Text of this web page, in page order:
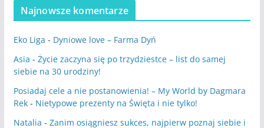
Najnowsze komentarze
Eko Liga - Dyniowe love – Farma Dyń
Asia - Życie zaczyna się po trzydziestce – list do samej
siebie na 30 urodziny!
Posiadaj cele a nie postanowienia! – My World by Dagmara
Rek- Nietypowe prezenty na Święta i nie tylko!
Natalia - Zanim osiągniesz sukces, najpierw poznaj siebie i